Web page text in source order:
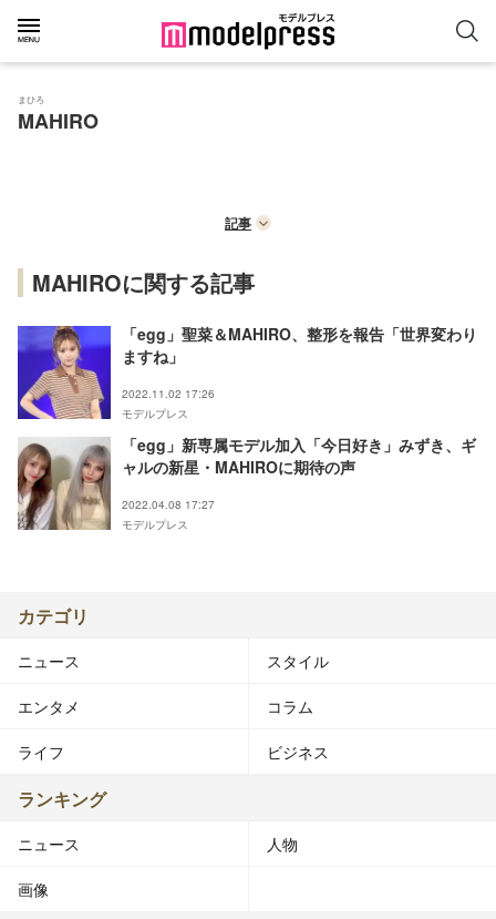
まひろ
MAHIRO
記事
MAHIROに関する記事
「egg」聖菜＆MAHIRO、整形を報告「世界変わり
ますね」
2022.11.02 17:26
モデルプレス
「egg」新専属モデル加入「今日好き」みずき、ギ
ャルの新星・MAHIROに期待の声
2022.04.08 17:27
モデルプレス
カテゴリ
ニュース スタイル
エンタメ コラム
ライフ ビジネス
ランキング
ニュース 人物
画像